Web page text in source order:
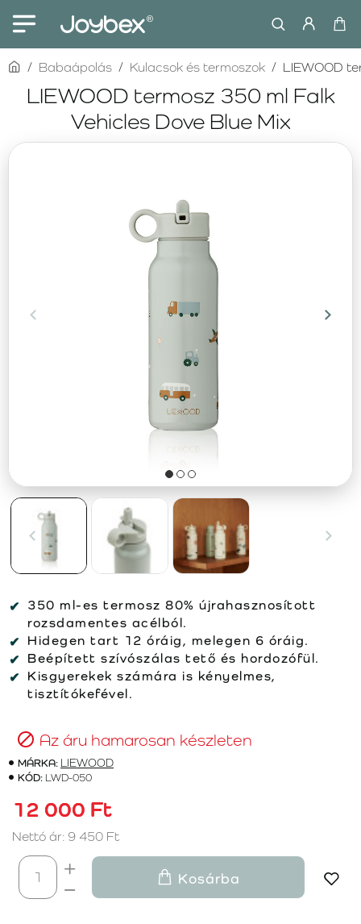
LIEWOOD termosz 350 ml Falk
Vehicles Dove Blue Mix
homeBabaápolás Kulacsok és termoszok LIEWOOD
350 ml-es termosz 80% újrahasznosított
rozsdamentes acélból.
Hidegen tart 12 óráig, melegen 6 óráig.
Beépített szívószálas tető és hordozófül.
Kisgyerekek számára is kényelmes,
tisztítókefével.
Az áru hamarosan készleten
MÁRKA: LIEWOOD
KÓD: LWD-050
12 000 Ft
Nettó ár: 9 450 Ft
Kosárba